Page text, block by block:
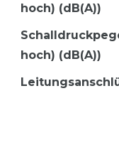
hoch) (dB(A))
hoch) (dB(A))